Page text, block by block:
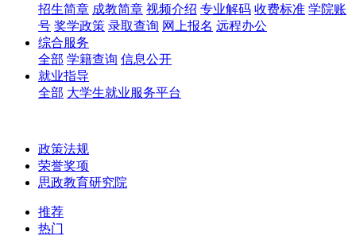
招生简章 成教简章 视频介绍 专业解码 收费标准 学院账
号 奖学政策 录取查询 网上报名 远程办公
综合服务
全部 学籍查询 信息公开
就业指导
全部 大学生就业服务平台
政策法规
荣誉奖项
思政教育研究院
推荐
热门